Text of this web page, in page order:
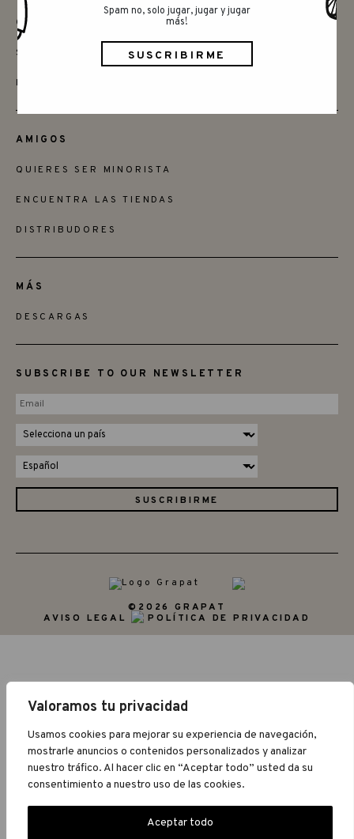
Valoramos tu privacidad
Usamos cookies para mejorar su experiencia de navegación,
mostrarle anuncios o contenidos personalizados y analizar
nuestro tráfico. Al hacer clic en “Aceptar todo” usted da su
consentimiento a nuestro uso de las cookies.
Aceptar todo
Spam no, solo jugar, jugar y jugar
más!
CONTACTAR
SAY HELLO
INSTAGRAM
AMIGOS
QUIERES SER MINORISTA
ENCUENTRA LAS TIENDAS
DISTRIBUDORES
MÁS
DESCARGAS
SUBSCRIBE TO OUR NEWSLETTER
©2026 GRAPAT
AVISO LEGAL
POLÍTICA DE PRIVACIDAD